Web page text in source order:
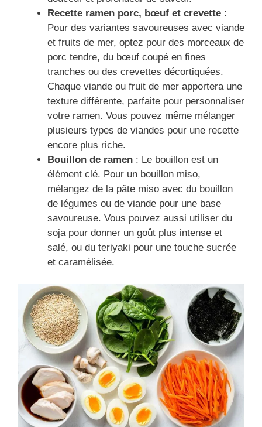
Recette ramen porc, bœuf et crevette :
Pour des variantes savoureuses avec viande
et fruits de mer, optez pour des morceaux de
porc tendre, du bœuf coupé en fines
tranches ou des crevettes décortiquées.
Chaque viande ou fruit de mer apportera une
texture différente, parfaite pour personnaliser
votre ramen. Vous pouvez même mélanger
plusieurs types de viandes pour une recette
encore plus riche.
Bouillon de ramen : Le bouillon est un
élément clé. Pour un bouillon miso,
mélangez de la pâte miso avec du bouillon
de légumes ou de viande pour une base
savoureuse. Vous pouvez aussi utiliser du
soja pour donner un goût plus intense et
salé, ou du teriyaki pour une touche sucrée
et caramélisée.